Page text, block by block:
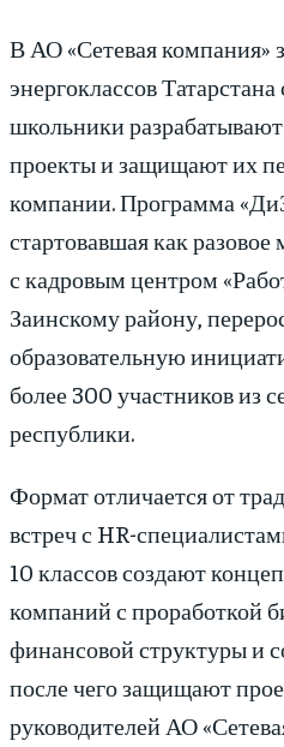
В АО «Сетевая компания»
энергоклассов
школьники
проекты и защищают их
компании. Программа
стартовавшая как
с кадровым центром
Заинскому району,
образовательную
более 300 участников из
республики.
Формат отличается от
встреч с HR-
10 классов создают
компаний с проработкой
финансовой структуры и
после чего защищают
руководителей АО